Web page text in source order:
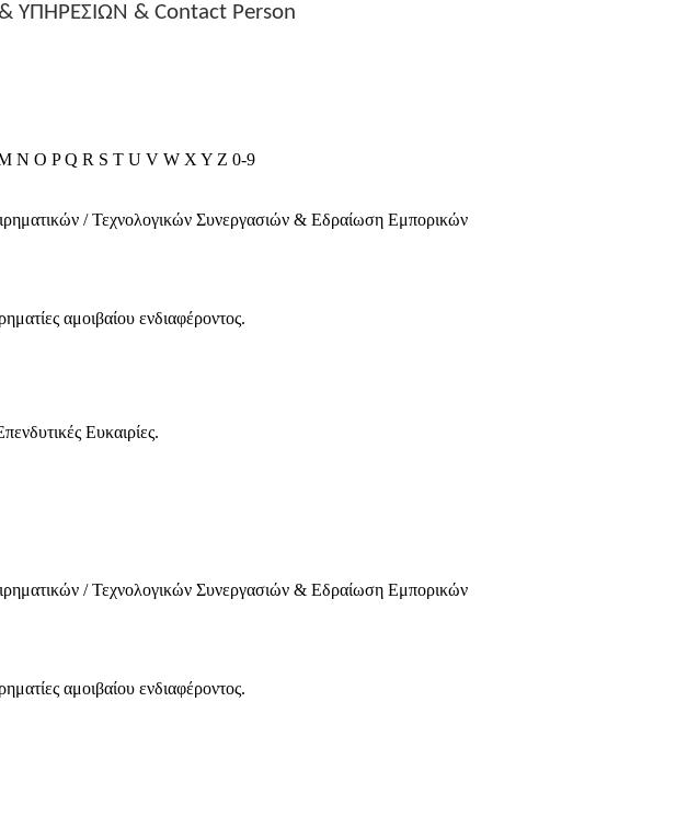
ΥΠΗΡΕΣΙΩΝ & Contact Person
N O P Q R S T U V W X Y Z 0-9
/ Τεχνολογικών Συνεργασιών & Εδραίωση Εμπορικών
αμοιβαίου ενδιαφέροντος.
Ευκαιρίες.
/ Τεχνολογικών Συνεργασιών & Εδραίωση Εμπορικών
αμοιβαίου ενδιαφέροντος.